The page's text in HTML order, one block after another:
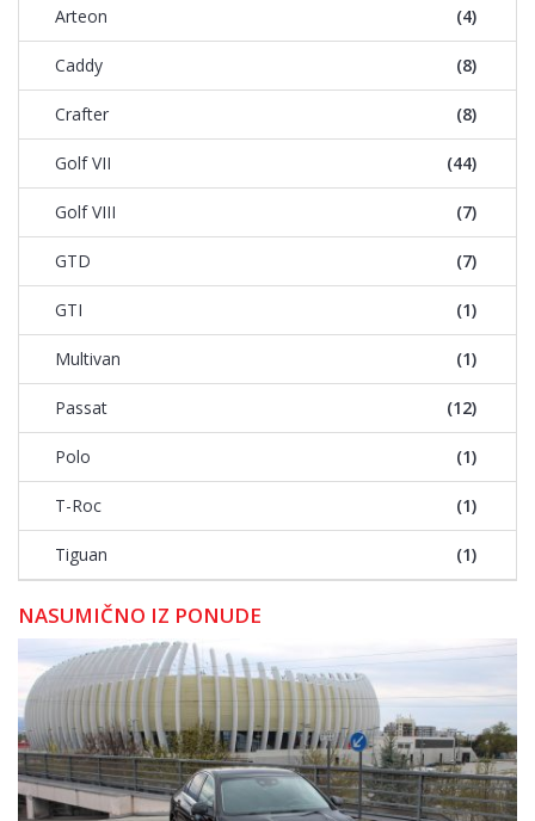
Arteon (4)
Caddy (8)
Crafter (8)
Golf VII (44)
Golf VIII (7)
GTD (7)
GTI (1)
Multivan (1)
Passat (12)
Polo (1)
T-Roc (1)
Tiguan (1)
NASUMIČNO IZ PONUDE